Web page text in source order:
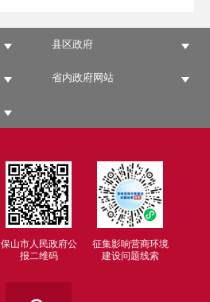
县区政府
省内政府网站
保山市人民政府公
报二维码
征集影响营商环境
建设问题线索